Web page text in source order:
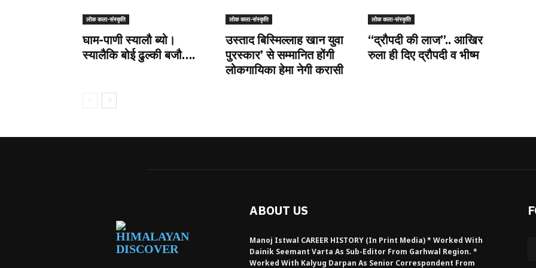
लोक कला-संस्कृति
घाम-पाणी स्यालौ ब्यो।
स्यालैकि बोई ढुल्की बजौ….
लोक कला-संस्कृति
उस्ताद बिस्मिल्लाह खान युवा
पुरस्कार’ से सम्मानित होंगी
लोकगायिका हेमा नेगी करासी
लोक कला-संस्कृति
“द्रौपदी की लाज”.. आखिर
रुला ही दिए द्रौपदी व भीष्म
ABOUT US
Manoj Istwal CAREER HISTORY (in Print Media) * Worked With
Dainik Seemant Varta As Sub-Editor From Garhwal Region. *
Worked With Kalyug Darpan As Senior Correspondent From